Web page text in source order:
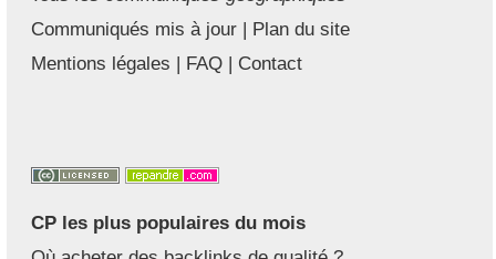
Communiqués mis à jour | Plan du site
Mentions légales | FAQ | Contact
CP les plus populaires du mois